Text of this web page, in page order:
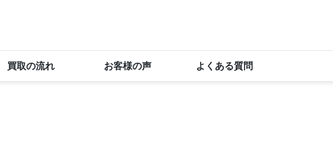
買取の流れ お客様の声 よくある質問